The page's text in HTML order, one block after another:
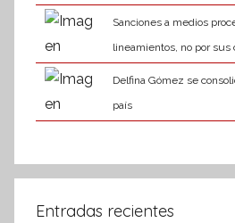
Sanciones a medios
lineamientos, no por
Delfina Gómez se
país
Entradas recientes